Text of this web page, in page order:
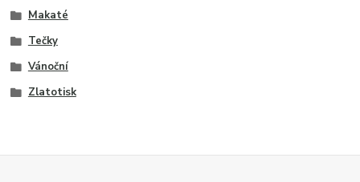
Makaté
Tečky
Vánoční
Zlatotisk